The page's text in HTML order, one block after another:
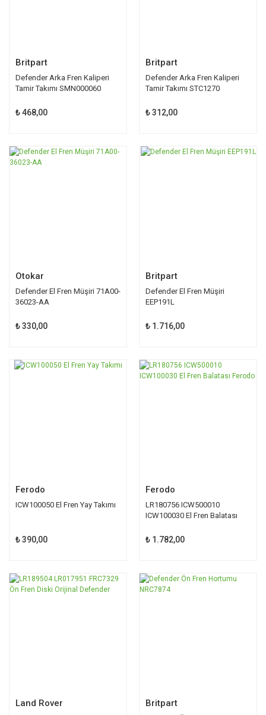
Britpart
Defender Arka Fren Kaliperi
Tamir Takımı SMN000060
₺ 468,00
Britpart
Defender Arka Fren Kaliperi
Tamir Takımı STC1270
₺ 312,00
Otokar
Defender El Fren Müşiri 71A00-
36023-AA
₺ 330,00
Britpart
Defender El Fren Müşiri
EEP191L
₺ 1.716,00
Ferodo
ICW100050 El Fren Yay Takımı
₺ 390,00
Ferodo
LR180756 ICW500010
ICW100030 El Fren Balatası
₺ 1.782,00
Land Rover Britpart